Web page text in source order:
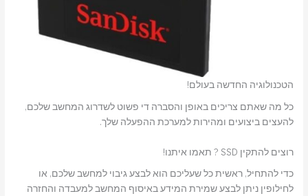
הטכנולוגיה החדשה בעולם!
כל מה שאתם צריכים באופן והסברה די פשוט לשדרוג המחשב שלכם,
להעצים ביצועים ומהירות למערכת ההפעלה שלך.
רוצים להתקין SSD ? תאמו איתנו!
כדי להתחיל, ראשית כל שעליכם הוא לבצע גיבוי למחשב שלכם, או
לחילופין ניתן לבצע שמירת המידע באיסוף המחשב למעבדה והחזרה